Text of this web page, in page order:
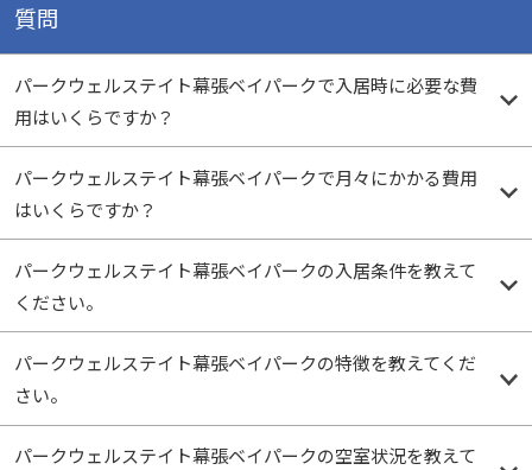
質問
パークウェルステイト幕張ベイパークで入居時に必要な費
用はいくらですか？
パークウェルステイト幕張ベイパークで月々にかかる費用
はいくらですか？
パークウェルステイト幕張ベイパークの入居条件を教えて
ください。
パークウェルステイト幕張ベイパークの特徴を教えてくだ
さい。
パークウェルステイト幕張ベイパークの空室状況を教えて